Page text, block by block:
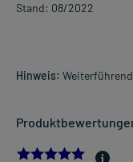
Stand: 08/2022
Hinweis:
5.0